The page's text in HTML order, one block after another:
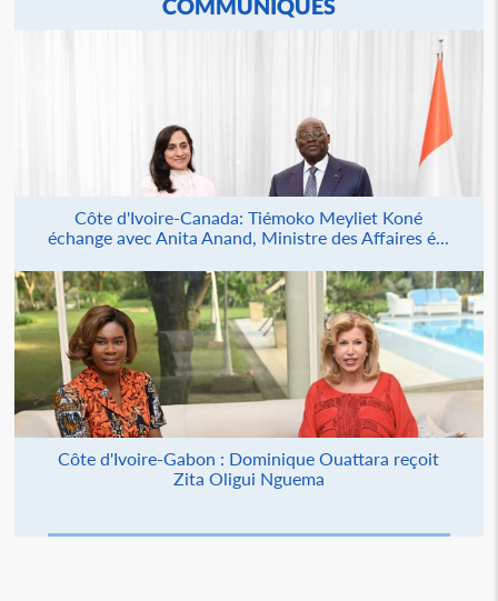
COMMUNIQUÉS
Côte d'Ivoire-Canada: Tiémoko Meyliet Koné
échange avec Anita Anand, Ministre des Affaires é...
Côte d'Ivoire-Gabon : Dominique Ouattara reçoit
Zita Oligui Nguema